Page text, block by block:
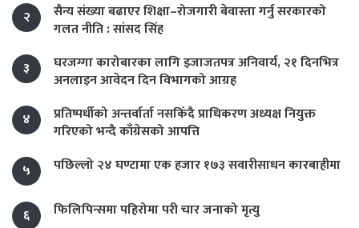
२
सैन्य संख्या बढाएर शिक्षा–रोजगारी बेवास्ता गर्नु सरकारको
गलत नीति : सांसद सिंह
३
घरजग्गा कारोबारका लागि इजाजतपत्र अनिवार्य, २१ दिनभित्र
अनलाइन आवेदन दिन विभागको आग्रह
४
प्रतिष्पर्धीको अन्तर्वार्ता नसकिँदै प्राधिकरण अध्यक्ष नियुक्त
गरिएको भन्दै काँग्रेसको आपत्ति
५
पछिल्लो २४ घण्टामा एक हजार १७३ सवारीसाधन कारबाहीमा
६ फिलिपिन्समा पहिरोमा परी चार जनाको मृत्यु